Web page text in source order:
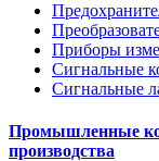
Приборы
Сигнальные
Сигнальные
Промышленные
производства